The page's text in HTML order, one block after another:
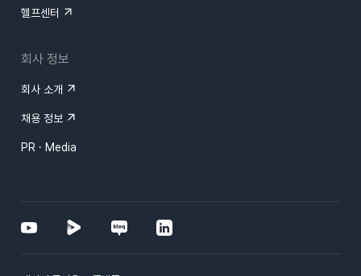
헬프센터
회사 정보
회사 소개
채용 정보
PR · Media